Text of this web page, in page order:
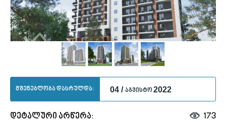
მშენებლობა დასრულდა: 04 / აგვისტო 2022
დეტალური არწერა: 173